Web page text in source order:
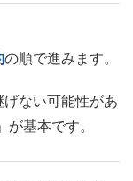
の順で進みます。
ない可能性があ
基本です。